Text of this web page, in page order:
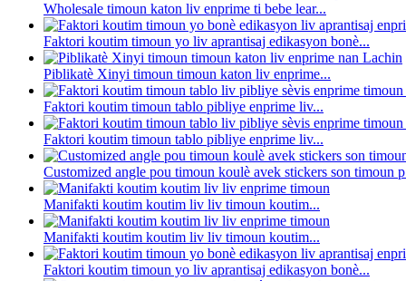
Wholesale timoun katon liv enprime ti bebe lear...
Faktori koutim timoun yo liv aprantisaj edikasyon bonè...
Piblikatè Xinyi timoun timoun katon liv enprime...
Faktori koutim timoun tablo pibliye enprime liv...
Faktori koutim timoun tablo pibliye enprime liv...
Customized angle pou timoun koulè avek stickers son timoun
Manifakti koutim koutim liv liv timoun koutim...
Manifakti koutim koutim liv liv timoun koutim...
Faktori koutim timoun yo liv aprantisaj edikasyon bonè...